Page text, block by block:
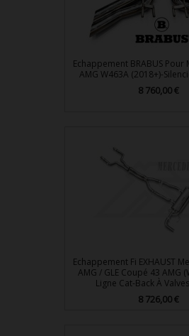
Echappement BRABUS Pour
AMG W463A (2018+)-
Prix
8 760,00 €
Echappement Fi EXHAUST
AMG / GLE Coupé 43 AMG
Ligne Cat-Back À
Prix
8 726,00 €